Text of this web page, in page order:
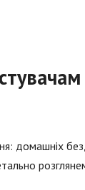
домашніх